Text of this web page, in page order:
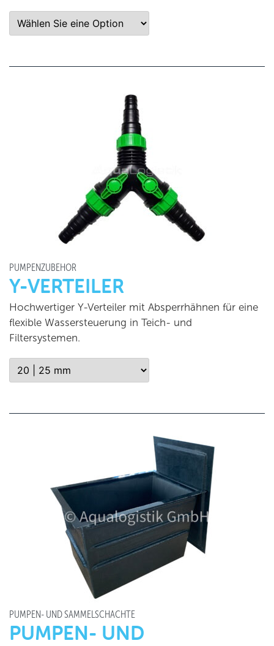
PUMPENZUBEHÖR
Y-VERTEILER
Hochwertiger Y-Verteiler mit Absperrhähnen für eine
flexible Wassersteuerung in Teich- und
Filtersystemen.
PUMPEN- UND SAMMELSCHÄCHTE
PUMPEN- UND